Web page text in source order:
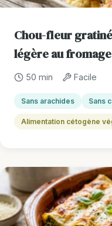
Chou-fleur
légère au fromage
50 min Facile
Sans arachides Sans
Alimentation cétogène